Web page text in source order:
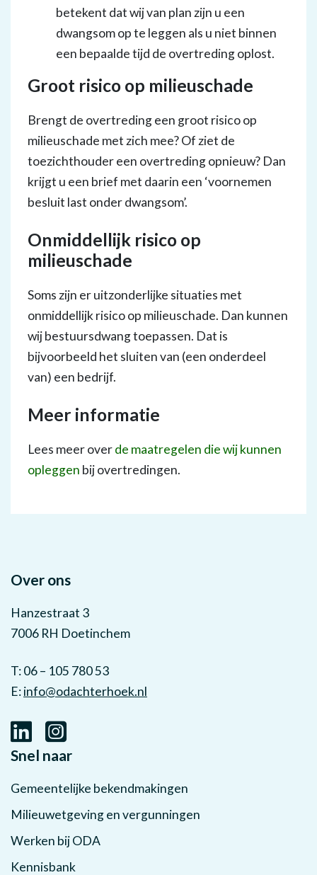
betekent dat wij van plan zijn u een
dwangsom op te leggen als u niet binnen
een bepaalde tijd de overtreding oplost.
Groot risico op milieuschade
Brengt de overtreding een groot risico op
milieuschade met zich mee? Of ziet de
toezichthouder een overtreding opnieuw? Dan
krijgt u een brief met daarin een ‘voornemen
besluit last onder dwangsom’.
Onmiddellijk risico op
milieuschade
Soms zijn er uitzonderlijke situaties met
onmiddellijk risico op milieuschade. Dan kunnen
wij bestuursdwang toepassen. Dat is
bijvoorbeeld het sluiten van (een onderdeel
van) een bedrijf.
Meer informatie
Lees meer overde maatregelen die wij kunnen
opleggen bij overtredingen.
Over ons
Hanzestraat 3
7006 RH Doetinchem
T: 06 – 105 780 53
E:info@odachterhoek.nl
Snel naar
Gemeentelijke bekendmakingen
Milieuwetgeving en vergunningen
Werken bij ODA
Kennisbank